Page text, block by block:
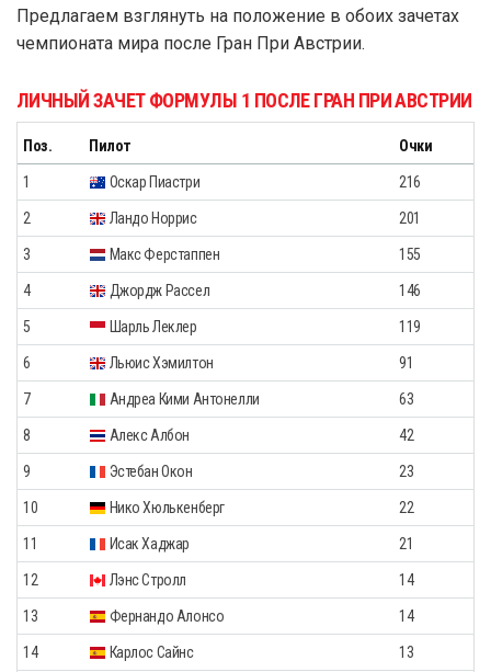
Предлагаем взглянуть на положение в обоих зачетах
чемпионата мира после Гран При Австрии.
ЛИЧНЫЙ ЗАЧЕТ ФОРМУЛЫ 1 ПОСЛЕ ГРАН ПРИ АВСТРИИ
Поз. Пилот Очки
1 Оскар Пиастри 216
2 Ландо Норрис 201
3 Макс Ферстаппен 155
4 Джордж Рассел 146
5 Шарль Леклер 119
6 Льюис Хэмилтон 91
7 Андреа Кими Антонелли 63
8 Алекс Албон 42
9 Эстебан Окон 23
10 Нико Хюлькенберг 22
11 Исак Хаджар 21
12 Лэнс Стролл 14
13 Фернандо Алонсо 14
14 Карлос Сайнс 13